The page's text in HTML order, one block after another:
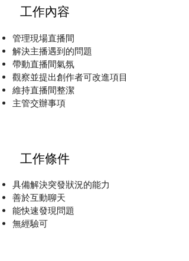
​工作內容
管理現場直播間
解決主播遇到的問題
帶動直播間氣氛
觀察並提出創作者可改進項目
維持直播間整潔
主管交辦事項
工作條件
具備解決突發狀況的能力
善於互動聊天
能快速發現問題
無經驗可